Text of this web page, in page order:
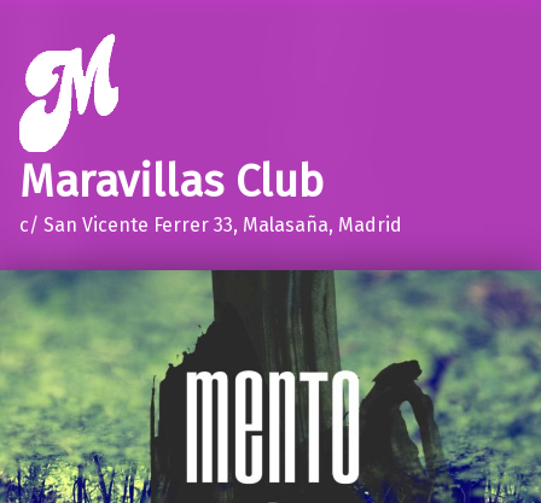
Maravillas Club
c/ San Vicente Ferrer 33, Malasaña, Madrid